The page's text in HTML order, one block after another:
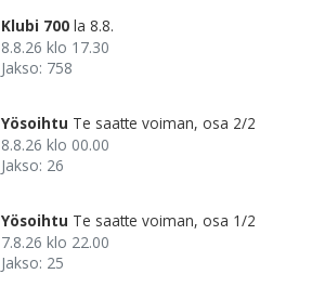
Klubi 700 la 8.8.
8.8.26 klo 17.30
Jakso: 758
Yösoihtu Te saatte voiman, osa 2/2
8.8.26 klo 00.00
Jakso: 26
Yösoihtu Te saatte voiman, osa 1/2
7.8.26 klo 22.00
Jakso: 25